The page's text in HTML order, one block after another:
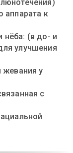
аппарата к
(в до- и
улучшения
жевания у
с